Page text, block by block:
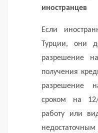
иностранцев
Если
Турции, они
разрешение
получения
разрешение
сроком на
работу или